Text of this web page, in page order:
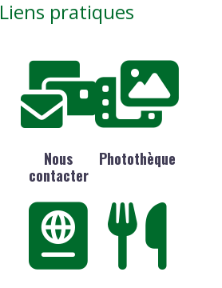
Liens pratiques
Nous
contacter
Photothèque